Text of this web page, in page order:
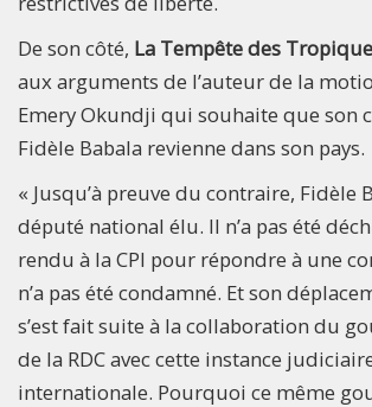
De son côté, La Tempête des
aux arguments de l’auteur de la
Emery Okundji qui souhaite que son
Fidèle Babala revienne dans son pays.
« Jusqu’à preuve du contraire, Fidèle
député national élu. Il n’a pas été
rendu à la CPI pour répondre à une
n’a pas été condamné. Et son
s’est fait suite à la collaboration du
de la RDC avec cette instance
internationale. Pourquoi ce même